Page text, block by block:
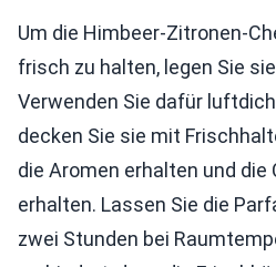
Um die Himbeer-Zitronen-
frisch zu halten, legen Sie
Verwenden Sie dafür
decken Sie sie mit
die Aromen erhalten und
erhalten. Lassen Sie die
zwei Stunden bei